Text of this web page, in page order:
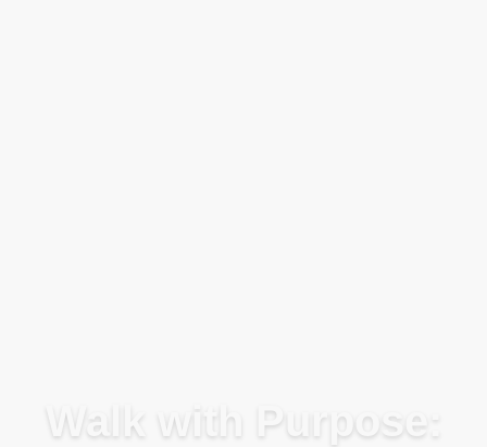
Walk with Purpose: